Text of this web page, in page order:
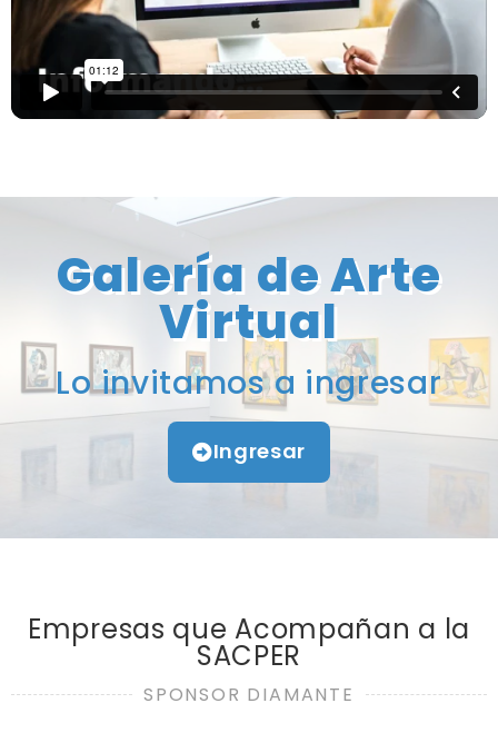
Galería de Arte
Virtual
Lo invitamos a ingresar
Ingresar
Empresas que Acompañan a la
SACPER
SPONSOR DIAMANTE